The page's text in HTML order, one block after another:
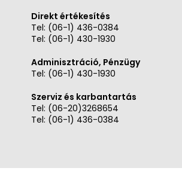
Direkt értékesítés
Tel: (06-1) 436-0384
Tel: (06-1) 430-1930
Adminisztráció, Pénzügy
Tel: (06-1) 430-1930
Szerviz és karbantartás
Tel: (06-20)3268654
Tel: (06-1) 436-0384